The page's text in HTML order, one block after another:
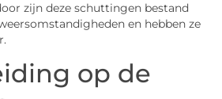
zijn deze schuttingen bestand
en hebben ze
op de